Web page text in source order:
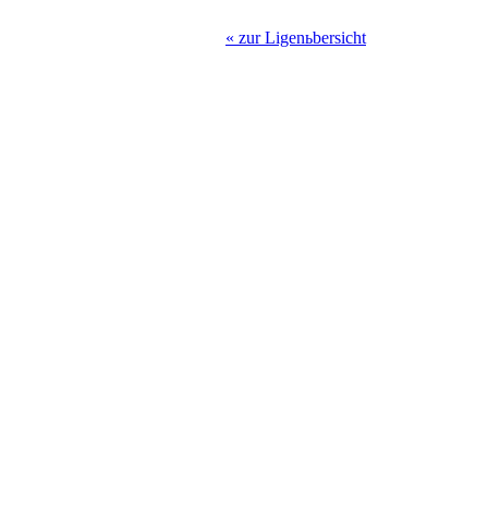
« zur Ligenьbersicht